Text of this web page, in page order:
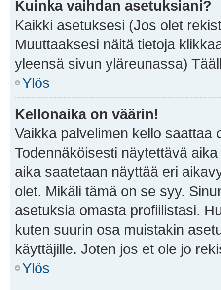
Kuinka vaihdan asetuksiani?
Kaikki asetuksesi (Jos olet
Muuttaaksesi näitä tietoja
yleensä sivun yläreunassa)
Ylös
Kellonaika on väärin!
Vaikka palvelimen kello saattaa
Todennäköisesti näytettävä
aika saatetaan näyttää eri
olet. Mikäli tämä on se syy.
asetuksia omasta profiilistasi.
kuten suurin osa muistakin
käyttäjille. Joten jos et ole jo
Ylös